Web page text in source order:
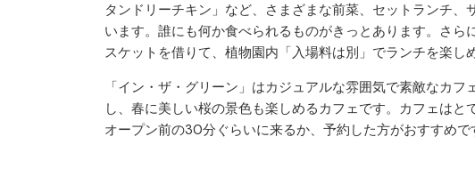
タンドリーチキン」など、さまざまな前菜、セットランチ
います。誰にも何か食べられるものがきっとあります。さ
スケットを借りて、植物園内「入場料は別」でランチを楽し
「イン・ザ・グリーン」はカジュアルな雰囲気で素敵なカ
し、春に美しい桜の景色も楽しめるカフェです。カフェはと
オープン前の30分ぐらいに来るか、予約した方がおすすめで